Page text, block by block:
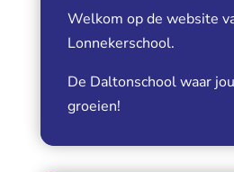
Welkom op de website
Lonnekerschool.
De Daltonschool waar
groeien!